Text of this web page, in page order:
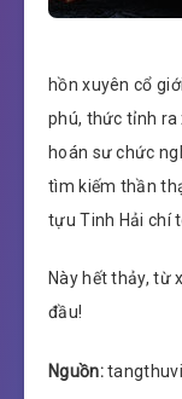
hồn xuyên cổ
phú, thức tỉnh ra
hoán sư chức
tìm kiếm thần
tựu Tinh Hải chí
Này hết thảy, từ
đầu!
Nguồn: